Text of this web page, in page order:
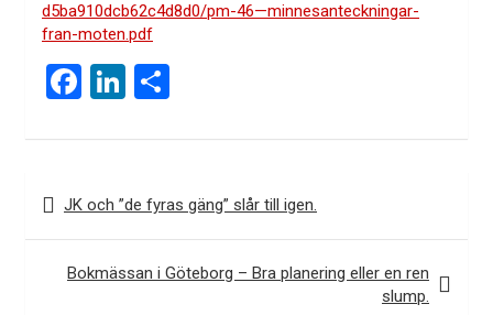
d5ba910dcb62c4d8d0/pm-46—minnesanteckningar-
fran-moten.pdf
F
ce
b
o
o
k
Li
ke
dI
n
a
n
JK och ”de fyras gäng” slår till igen.
Bokmässan i Göteborg – Bra planering eller en ren
slump.